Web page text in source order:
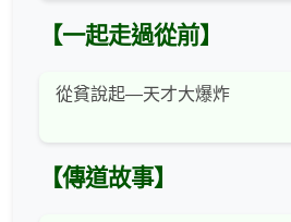
【一起走過從前】
從貧說起—天才大爆炸
【傳道故事】